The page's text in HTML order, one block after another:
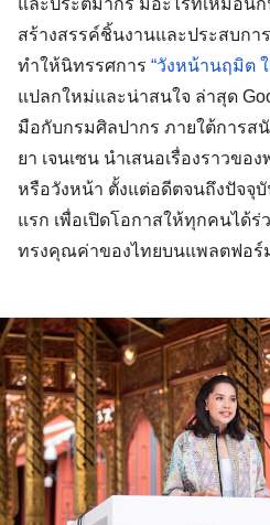
และประติมากร มีอะไรที่เหมือน
สร้างสรรค์ชิ้นงานและประสบกา
ทำให้นิทรรศการ “วังหน้านฤมิต
แปลกใหม่และน่าสนใจ ล่าสุด
มือกับกรมศิลปากร ภายใต้การ
ยา เจนเซน นำเสนอเรื่องราวขอ
หรือวังหน้า ตั้งแต่อดีตจนถึงปัจจุ
แรก เพื่อเปิดโอกาสให้ทุกคนได้
ทรงคุณค่าของไทยบนแพลตฟอร์